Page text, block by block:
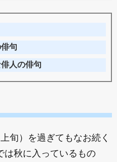
句
人の俳句
旬）を過ぎてもなお続く
は秋に入っているもの